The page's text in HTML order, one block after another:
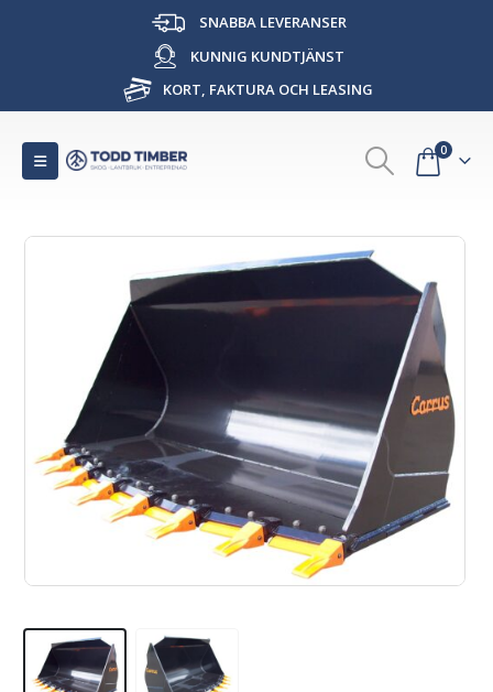
SNABBA LEVERANSER
KUNNIG KUNDTJÄNST
KORT, FAKTURA OCH LEASING
0